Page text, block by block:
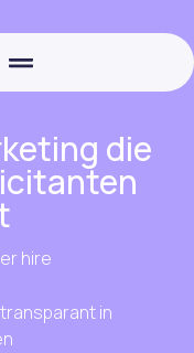
die
hire
in